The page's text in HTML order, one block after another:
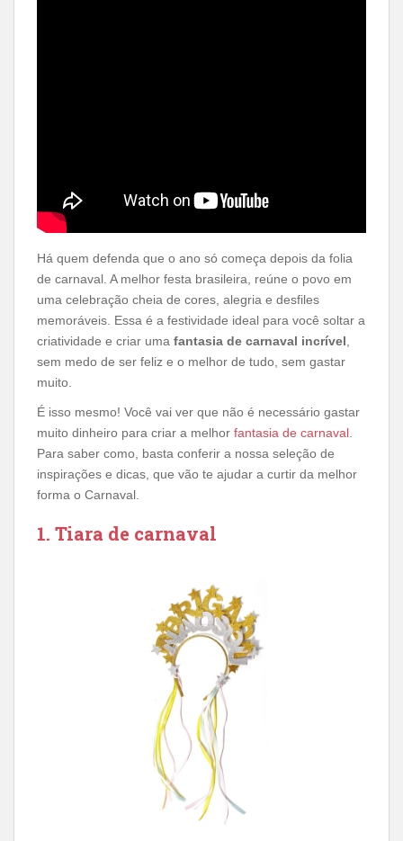
Há quem defenda que o ano só começa depois da folia
de carnaval. A melhor festa brasileira, reúne o povo em
uma celebração cheia de cores, alegria e desfiles
memoráveis. Essa é a festividade ideal para você soltar a
criatividade e criar uma fantasia de carnaval incrível,
sem medo de ser feliz e o melhor de tudo, sem gastar
muito.
É isso mesmo! Você vai ver que não é necessário gastar
muito dinheiro para criar a melhor fantasia de carnaval.
Para saber como, basta conferir a nossa seleção de
inspirações e dicas, que vão te ajudar a curtir da melhor
forma o Carnaval.
1. Tiara de carnaval